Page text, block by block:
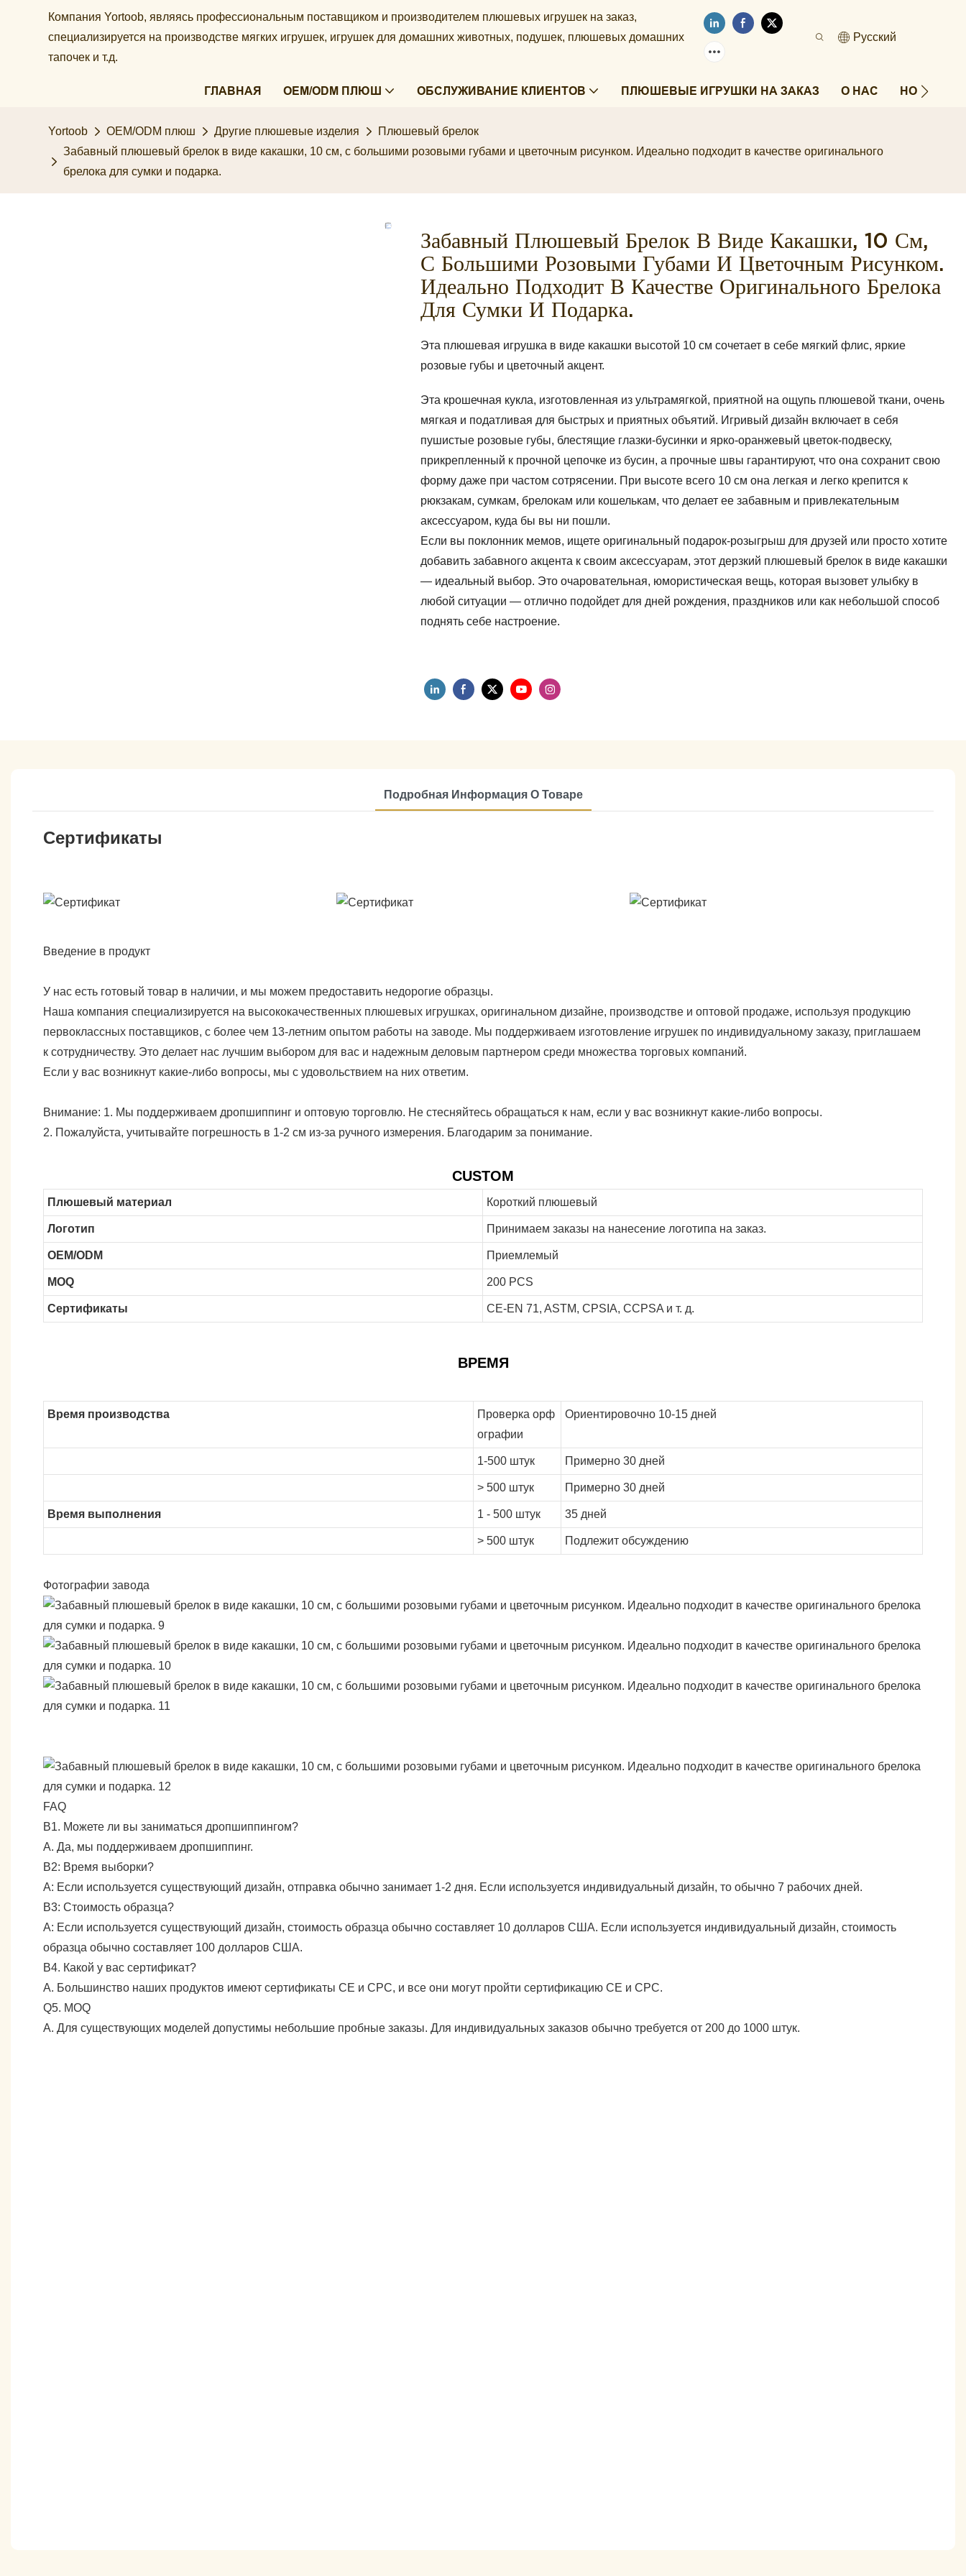
Компания Yortoob, являясь профессиональным поставщиком и производителем плюшевых игрушек на заказ,
специализируется на производстве мягких игрушек, игрушек для домашних животных, подушек, плюшевых домашних
тапочек и т.д.
Pусский
ГЛАВНАЯ OEM/ODM ПЛЮШ ОБСЛУЖИВАНИЕ КЛИЕНТОВ ПЛЮШЕВЫЕ ИГРУШКИ НА ЗАКАЗ О НАС НОВОСТИ
Yortoob OEM/ODM плюш Другие плюшевые изделия
Плюшевый брелок
Забавный плюшевый брелок в виде какашки, 10 см, с большими розовыми губами и цветочным рисунком. Идеально подходит в качестве оригинального
брелока для сумки и подарка.
Забавный Плюшевый Брелок В Виде Какашки, 10 См,
С Большими Розовыми Губами И Цветочным Рисунком.
Идеально Подходит В Качестве Оригинального Брелока
Для Сумки И Подарка.
Эта плюшевая игрушка в виде какашки высотой 10 см сочетает в себе мягкий флис, яркие
розовые губы и цветочный акцент.
Эта крошечная кукла, изготовленная из ультрамягкой, приятной на ощупь плюшевой ткани, очень
мягкая и податливая для быстрых и приятных объятий. Игривый дизайн включает в себя
пушистые розовые губы, блестящие глазки-бусинки и ярко-оранжевый цветок-подвеску,
прикрепленный к прочной цепочке из бусин, а прочные швы гарантируют, что она сохранит свою
форму даже при частом сотрясении. При высоте всего 10 см она легкая и легко крепится к
рюкзакам, сумкам, брелокам или кошелькам, что делает ее забавным и привлекательным
аксессуаром, куда бы вы ни пошли.
Если вы поклонник мемов, ищете оригинальный подарок-розыгрыш для друзей или просто хотите
добавить забавного акцента к своим аксессуарам, этот дерзкий плюшевый брелок в виде какашки
— идеальный выбор. Это очаровательная, юмористическая вещь, которая вызовет улыбку в
любой ситуации — отлично подойдет для дней рождения, праздников или как небольшой способ
поднять себе настроение.
Подробная Информация О Товаре
Сертификаты
Введение в продукт
У нас есть готовый товар в наличии, и мы можем предоставить недорогие образцы.
Наша компания специализируется на высококачественных плюшевых игрушках, оригинальном дизайне, производстве и оптовой продаже, используя продукцию
первоклассных поставщиков, с более чем 13-летним опытом работы на заводе. Мы поддерживаем изготовление игрушек по индивидуальному заказу, приглашаем
к сотрудничеству. Это делает нас лучшим выбором для вас и надежным деловым партнером среди множества торговых компаний.
Если у вас возникнут какие-либо вопросы, мы с удовольствием на них ответим.
Внимание: 1. Мы поддерживаем дропшиппинг и оптовую торговлю. Не стесняйтесь обращаться к нам, если у вас возникнут какие-либо вопросы.
2. Пожалуйста, учитывайте погрешность в 1-2 см из-за ручного измерения. Благодарим за понимание.
CUSTOM
Плюшевый материал Короткий плюшевый
Логотип Принимаем заказы на нанесение логотипа на заказ.
OEM/ODM Приемлемый
MOQ 200 PCS
Сертификаты CE-EN 71, ASTM, CPSIA, CCPSA и т. д.
ВРЕМЯ
Время производства
Проверка орф
ографии
Ориентировочно 10-15 дней
1-500 штук Примерно 30 дней
> 500 штук Примерно 30 дней
Время выполнения 1 - 500 штук 35 дней
> 500 штук Подлежит обсуждению
Фотографии завода
FAQ
В1. Можете ли вы заниматься дропшиппингом?
А. Да, мы поддерживаем дропшиппинг.
В2: Время выборки?
А: Если используется существующий дизайн, отправка обычно занимает 1-2 дня. Если используется индивидуальный дизайн, то обычно 7 рабочих дней.
В3: Стоимость образца?
А: Если используется существующий дизайн, стоимость образца обычно составляет 10 долларов США. Если используется индивидуальный дизайн, стоимость
образца обычно составляет 100 долларов США.
В4. Какой у вас сертификат?
А. Большинство наших продуктов имеют сертификаты CE и CPC, и все они могут пройти сертификацию CE и CPC.
Q5. MOQ
А. Для существующих моделей допустимы небольшие пробные заказы. Для индивидуальных заказов обычно требуется от 200 до 1000 штук.